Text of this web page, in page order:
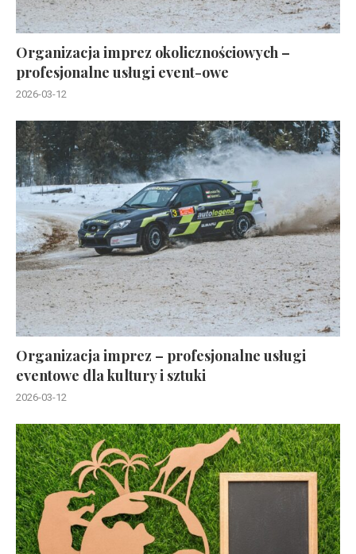
Organizacja imprez okolicznościowych –
profesjonalne usługi event-owe
2026-03-12
Organizacja imprez – profesjonalne usługi
eventowe dla kultury i sztuki
2026-03-12